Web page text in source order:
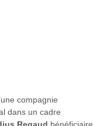
compagnie
dans un cadre